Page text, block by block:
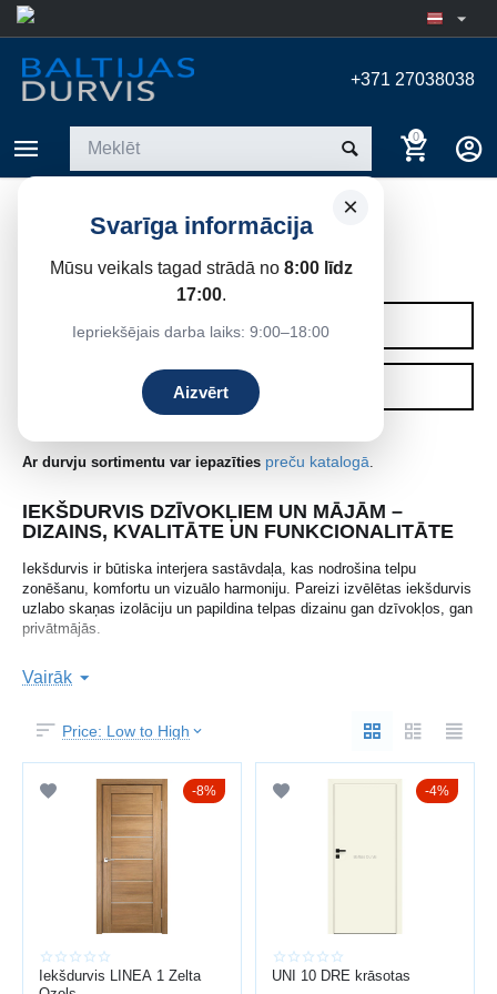
+371 27038038
0
×
Svarīga informācija
Mūsu veikals tagad strādā no 8:00 līdz
17:00.
Iepriekšējais darba laiks: 9:00–18:00
Aizvērt
IEKŠDURVIS
Sākums
KATEGORIJAS
FILTRI
Ar durvju sortimentu var iepazīties preču katalogā.
IEKŠDURVIS DZĪVOKĻIEM UN MĀJĀM –
DIZAINS, KVALITĀTE UN FUNKCIONALITĀTE
Iekšdurvis ir būtiska interjera sastāvdaļa, kas nodrošina telpu
zonēšanu, komfortu un vizuālo harmoniju. Pareizi izvēlētas iekšdurvis
uzlabo skaņas izolāciju un papildina telpas dizainu gan dzīvokļos, gan
privātmājās.
plašu iekšdurvju klāstu Latvijā ar profesionālu uzstādīšanu.
Papildus varat apskatīt arīieejas durvis metāla durvis
KĀ IZVĒLĒTIES IEKŠDURVIS
Izvēloties iekšdurvis, svarīgi ņemt vērā:
telpas dizainu un krāsu
durvju izmērus
materiālu (lamināts, MDF, koks, stikls)
skaņas izolāciju
furnitūras kvalitāti
Laminētās durvis ir ekonomisks risinājums, savukārt koka durvis
Vairāk
Price: Low to High
8%
Iekšdurvis LINEA 1 Zelta
4%
UNI 10 DRE krāsotas